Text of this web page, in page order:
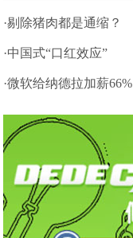
·剔除猪肉都是通缩？
·中国式“口红效应”
·微软给纳德拉加薪
汽车